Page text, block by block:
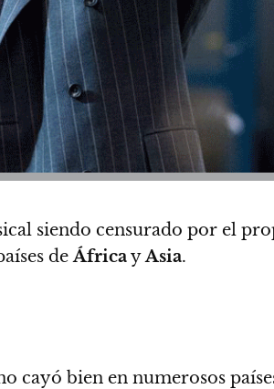
siendo censurado por el
deÁfricayAsia.
cayó bien en numerosos